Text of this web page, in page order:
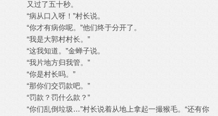
又过了五十秒。
“病从口入呀！”村长说。
“你才有病你呢。”他们终于分开了。
“我是大郭村村长。”
“这我知道。”金蝉子说。
“我片地方归我管。”
“你是村长吗。”
“那你们交罚款吧。”
“罚款？罚什么款？”
“你们乱倒垃圾…”村长说着从地上拿起一撮猴毛。“还有你